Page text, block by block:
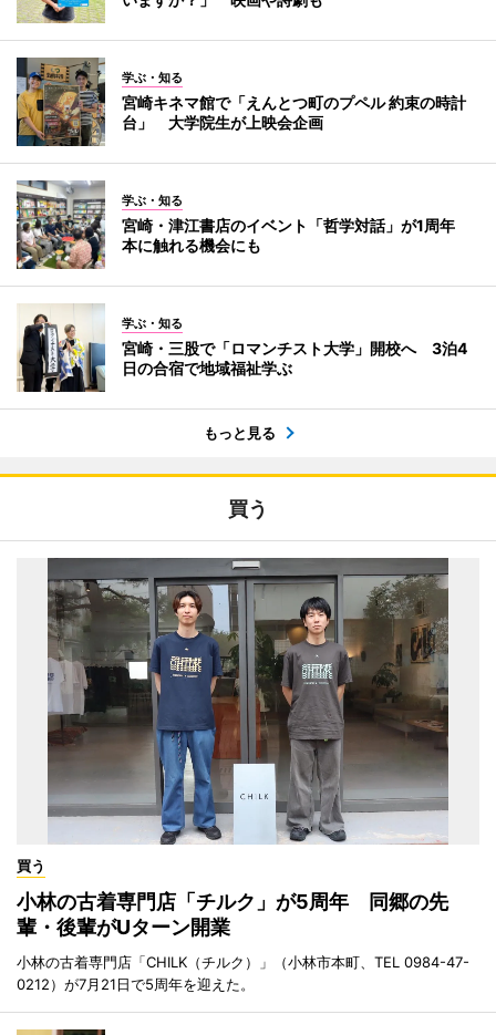
学ぶ・知る
宮崎キネマ館で「えんとつ町のプペル 約束の時計
台」 大学院生が上映会企画
学ぶ・知る
宮崎・津江書店のイベント「哲学対話」が1周年
本に触れる機会にも
学ぶ・知る
宮崎・三股で「ロマンチスト大学」開校へ 3泊4
日の合宿で地域福祉学ぶ
もっと見る
買う
買う
小林の古着専門店「チルク」が5周年 同郷の先
輩・後輩がUターン開業
小林の古着専門店「CHILK（チルク）」（小林市本町、TEL 0984-47-
0212）が7月21日で5周年を迎えた。